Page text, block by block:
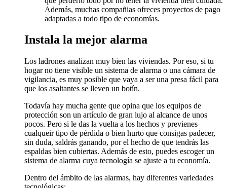
Además, muchas compañias ofreces proyectos de pago
adaptadas a todo tipo de economías.
Instala la mejor alarma
Los ladrones analizan muy bien las viviendas. Por eso, si tu
hogar no tiene visible un sistema de alarma o una cámara de
vigilancia, es muy posible que vaya a ser una presa fácil para
que los asaltantes se lleven un botín.
Todavía hay mucha gente que opina que los equipos de
protección son un artículo de gran lujo al alcance de unos
pocos. Pero si le das la vuelta a los hechos y previenes
cualqueir tipo de pérdida o bien hurto que consigas padecer,
sin duda, saldrás ganando, por el hecho de que tendrás las
espaldas bien cubiertas. Además de esto, puedes escoger un
sistema de alarma cuya tecnología se ajuste a tu economía.
Dentro del ámbito de las alarmas, hay diferentes variedades